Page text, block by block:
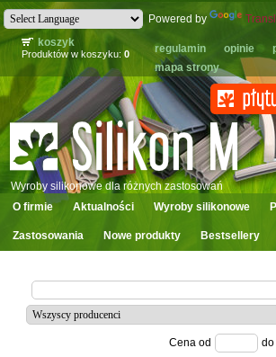
Powered by
koszyk
Produktów w koszyku:0 regulamin opinie
mapa strony
Wyroby silikonowe dla różnych zastosowań
O firmie
Aktualności Wyroby silikonowe
Zastosowania Nowe produkty Bestsellery
Cena od do